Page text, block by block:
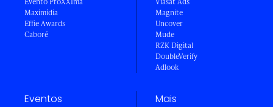
Maximídia
Effie Awards
Caboré
Magnite
Uncover
Mude
RZK Digital
DoubleVerify
Adlook
Eventos Mais